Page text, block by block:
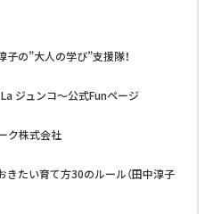
子の”大人の学び”支援隊！
ジュンコ～公式Funページ
ク株式会社
たい育て方30のルール（田中淳子